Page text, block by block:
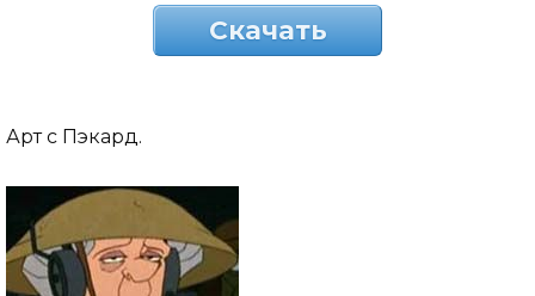
Скачать
Арт с Пэкард.